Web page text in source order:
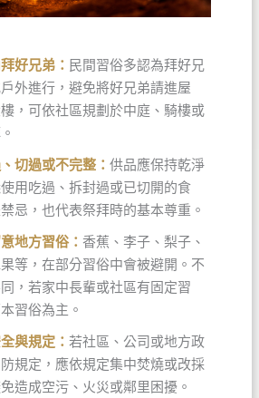
好兄弟： 民間習俗多認為拜好兄
外進行，避免將好兄弟請進屋
，可依社區規劃於中庭、騎樓或
切過或不完整：供品應保持乾淨
用吃過、拆封過或已切開的食
忌，也代表祭拜時的基本尊重。
地方習俗： 香蕉、李子、梨子、
等，在部分習俗中會被避開。不
，若家中長輩或社區有固定習
習俗為主。
與規定：若社區、公司或地方政
規定，應依規定集中焚燒或改採
造成空污、火災或鄰里困擾。